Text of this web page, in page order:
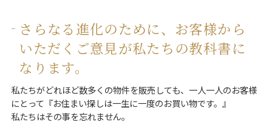
さらなる進化のために、お客様から
いただくご意見が私たちの教科書に
なります。
私たちがどれほど数多くの物件を販売しても、一人一人のお客様
にとって『お住まい探しは一生に一度のお買い物です。』
私たちはその事を忘れません。